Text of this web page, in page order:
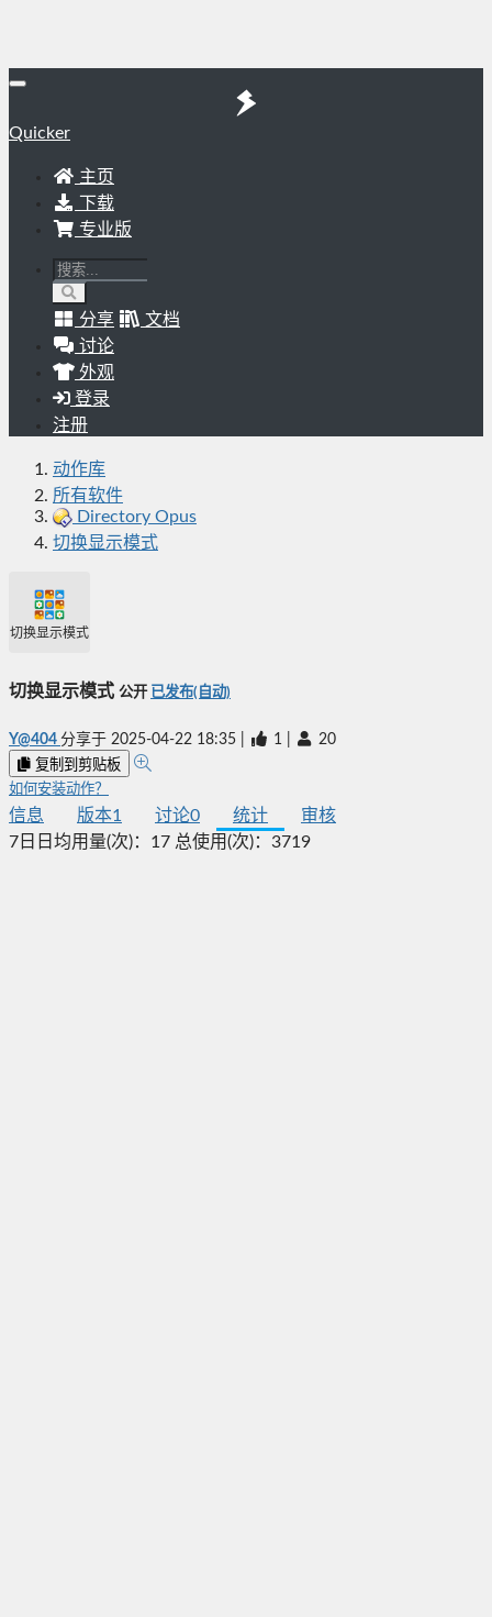
Quicker
主页
下载
专业版
分享
文档
讨论
外观
登录
注册
动作库
所有软件
Directory Opus
切换显示模式
切换显示模式
切换显示模式 公开 已发布(自动)
Y@404 分享于 2025-04-22 18:35 1 20
复制到剪贴板
如何安装动作？
信息 版本1 讨论0 统计
审核
7日日均用量(次)： 17 总使用(次)： 3719